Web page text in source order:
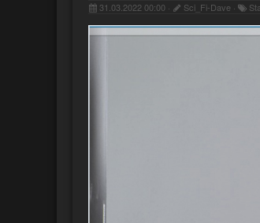
31.03.2022 00:00 · Sci_Fi-Dave ·